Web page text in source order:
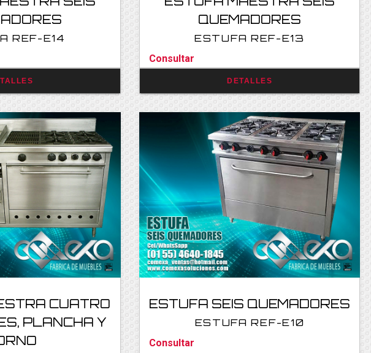
REF-E14
QUEMADORES
ESTUFA REF-E13
Consultar
DETALLES
CUATRO
PLANCHA Y
ESTUFA SEIS QUEMADORES
ESTUFA REF-E10
Consultar